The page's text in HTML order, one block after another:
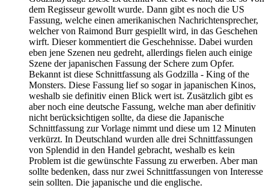
dem Regisseur gewollt wurde. Dann gibt es noch die US
Fassung, welche einen amerikanischen Nachrichtensprecher,
welcher von Raimond Burr gespiellt wird, in das Geschehen
wirft. Dieser kommentiert die Geschehnisse. Dabei wurden
eben jene Szenen neu gedreht, allerdings fielen auch einige
Szene der japanischen Fassung der Schere zum Opfer.
Bekannt ist diese Schnittfassung als Godzilla - King of the
Monsters. Diese Fassung lief so sogar in japanischen Kinos,
weshalb sie definitiv einen Blick wert ist. Zusätzlich gibt es
aber noch eine deutsche Fassung, welche man aber definitiv
nicht berücksichtigen sollte, da diese die Japanische
Schnittfassung zur Vorlage nimmt und diese um 12 Minuten
verkürzt. In Deutschland wurden alle drei Schnittfassungen
von Splendid in den Handel gebracht, weshalb es kein
Problem ist die gewünschte Fassung zu erwerben. Aber man
sollte bedenken, dass nur zwei Schnittfassungen von Interesse
sein sollten. Die japanische und die englische.